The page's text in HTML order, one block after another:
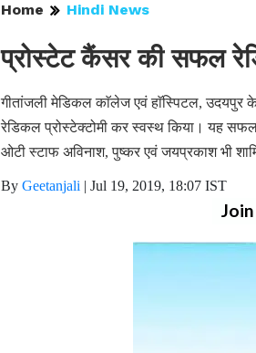
Home Hindi News
प्रोस्टेट कैंसर की सफल
गीतांजली मेडिकल काॅलेज एवं हाॅस्पिटल, उदयपुर के
रेडिकल प्रोस्टेक्टोमी कर स्वस्थ किया। यह
ओटी स्टाफ अविनाश, पुष्कर एवं जयप्रकाश भी
By Geetanjali | Jul 19, 2019, 18:07 IST